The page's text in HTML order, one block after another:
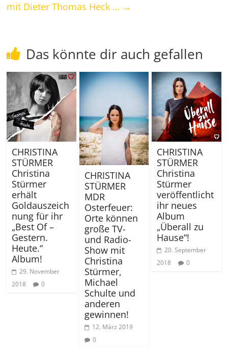
mit Dieter Thomas Heck … →
Das könnte dir auch gefallen
CHRISTINA
STÜRMER
Christina
Stürmer
erhält
Goldauszeich
nung für ihr
„Best Of –
Gestern.
Heute.“
Album!
29. November
2018
0
CHRISTINA
STÜRMER
MDR
Osterfeuer:
Orte können
große TV-
und Radio-
Show mit
Christina
Stürmer,
Michael
Schulte und
anderen
gewinnen!
12. März 2019
0
CHRISTINA
STÜRMER
Christina
Stürmer
veröffentlicht
ihr neues
Album
„Überall zu
Hause“!
20. September
2018
0